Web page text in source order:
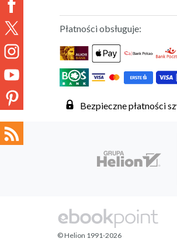
Płatności obsługuje:
Bezpieczne płatności
© Helion 1991-2026